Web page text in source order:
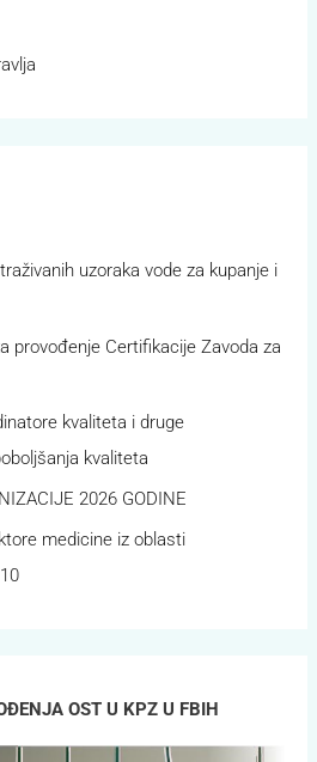
uzoraka vode za kupanje i
provođenje Certifikacije Zavoda za
kvaliteta i druge
kvaliteta
2026 GODINE
medicine iz oblasti
OST U KPZ U FBIH